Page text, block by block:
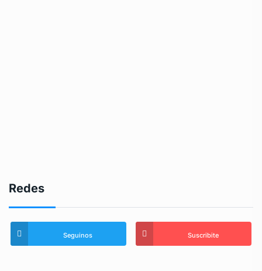
Redes
Seguinos Suscribite